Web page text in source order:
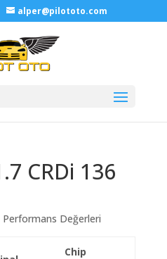
alper@pilototo.com
CRDi 136
Performans Değerleri
Chip